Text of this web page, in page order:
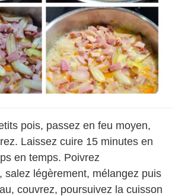
pois, passez en feu moyen,
Laissez cuire 15 minutes en
en temps. Poivrez
salez légèrement, mélangez puis
couvrez, poursuivez la cuisson